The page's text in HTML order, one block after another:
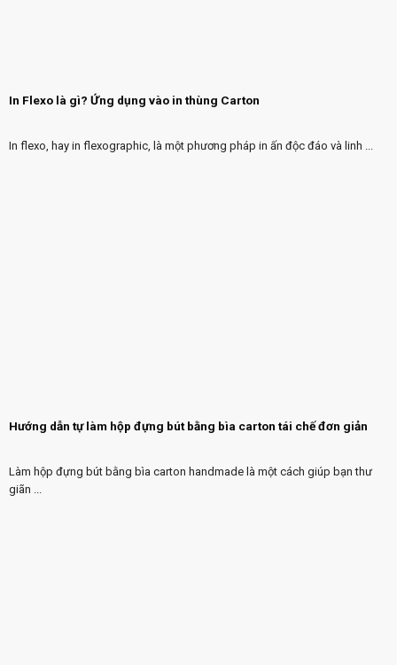
In Flexo là gì? Ứng dụng vào in thùng Carton
In flexo, hay in flexographic, là một phương pháp in ấn độc đáo và linh ...
Hướng dẫn tự làm hộp đựng bút bằng bìa carton tái chế đơn giản
Làm hộp đựng bút bằng bìa carton handmade là một cách giúp bạn thư
giãn ...